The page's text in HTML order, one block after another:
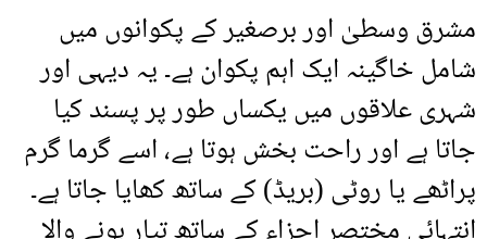
مشرق وسطیٰ اور برصغیر کے پکوانوں میں
شامل خاگینہ ایک اہم پکوان ہے۔ یہ دیہی اور
شہری علاقوں میں یکساں طور پر پسند کیا
جاتا ہے اور راحت بخش ہوتا ہے، اسے گرما گرم
پراٹھے یا روٹی (بریڈ) کے ساتھ کھایا جاتا ہے۔